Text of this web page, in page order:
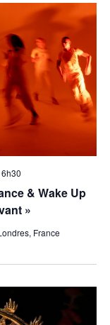
& Wake Up
»
France